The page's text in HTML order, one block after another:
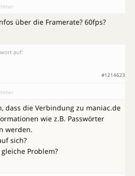
über die Framerate? 60fps?
auf:
#1214623
dass die Verbindung zu maniac.de
wie z.B. Passwörter
werden.
sich?
Problem?